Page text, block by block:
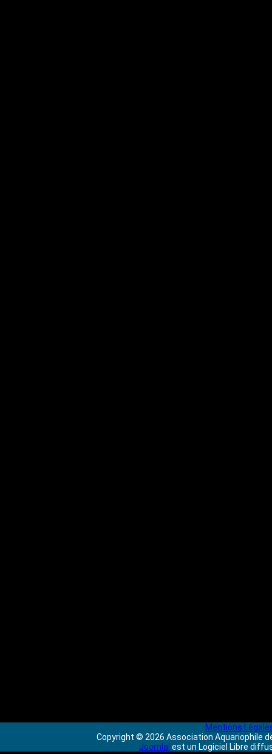
Mentions
Copyright © 2026 Association Aquariophile
Joomla! est un Logiciel Libre